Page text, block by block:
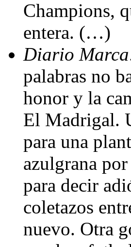
Champions,
entera. (…)
Diario
palabras no
honor y la
El Madrigal.
para una
azulgrana
para decir
coletazos
nuevo. Otra